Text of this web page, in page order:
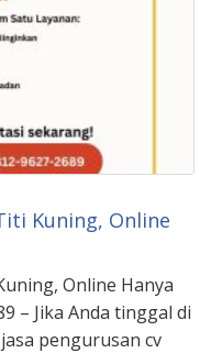
Kuning, Online
Online Hanya
– Jika Anda tinggal di
pengurusan cv